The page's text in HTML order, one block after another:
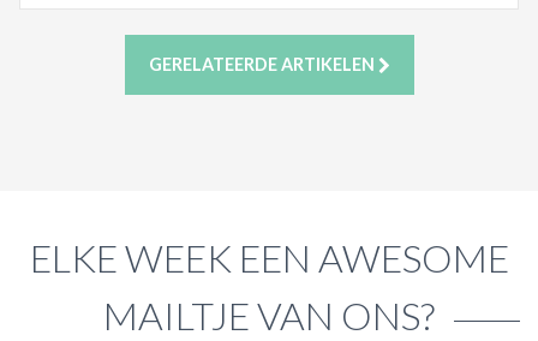
GERELATEERDE ARTIKELEN
ELKE WEEK EEN AWESOME
MAILTJE VAN ONS?